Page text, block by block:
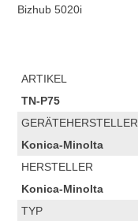
Bizhub 5020i
ARTIKEL
TN-P75
GERÄTEHERSTELLER
Konica-Minolta
HERSTELLER
Konica-Minolta
TYP